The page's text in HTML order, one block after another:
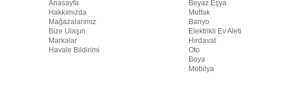
Anasayfa
Hakkımızda
Mağazalarımız
Bize Ulaşın
Markalar
Havale Bildirimi
Beyaz Eşya
Mutfak
Banyo
Elektrikli Ev Aleti
Hırdavat
Oto
Boya
Mobilya